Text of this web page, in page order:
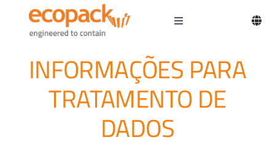
content
Toggle
INFORMAÇÕES PARA
TRATAMENTO DE
DADOS